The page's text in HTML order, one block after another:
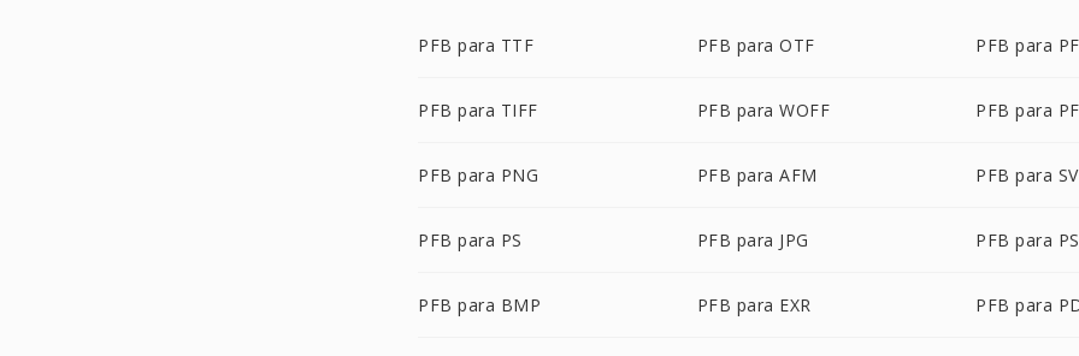
PFB para TTF PFB para OTF PFB para
PFB para TIFF PFB para WOFF PFB para
PFB para PNG PFB para AFM PFB para
PFB para PS PFB para JPG PFB para
PFB para BMP PFB para EXR PFB para